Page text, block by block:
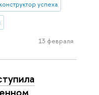
конструктор успеха
13 февраля